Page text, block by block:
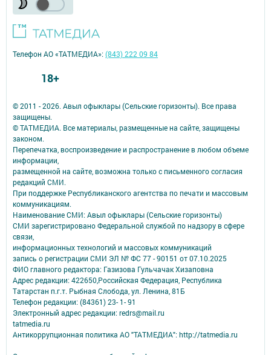
© 2011 - 2026. Авыл офыклары (Сельские горизонты). Все права
защищены.
© ТАТМЕДИА. Все материалы, размещенные на сайте, защищены
законом.
Перепечатка, воспроизведение и распространение в любом объеме
информации,
размещенной на сайте, возможна только с письменного согласия
редакций СМИ.
При поддержке Республиканского агентства по печати и массовым
коммуникациям.
Наименование СМИ: Авыл офыклары (Сельские горизонты)
СМИ зарегистрировано Федеральной службой по надзору в сфере
связи,
информационных технологий и массовых коммуникаций
запись о регистрации СМИ ЭЛ № ФС 77 - 90151 от 07.10.2025
ФИО главного редактора: Газизова Гульчачак Хизаповна
Адрес редакции: 422650,Российская Федерация, Республика
Татарстан п.г.т. Рыбная Слобода, ул. Ленина, 81Б
Телефон редакции: (84361) 23- 1- 91
Электронный адрес редакции: redrs@mail.ru
tatmedia.ru
Антикоррупционная политика АО "ТАТМЕДИА": http://tatmedia.ru
Телефон АО «ТАТМЕДИА»:(843) 222 09 84
18+